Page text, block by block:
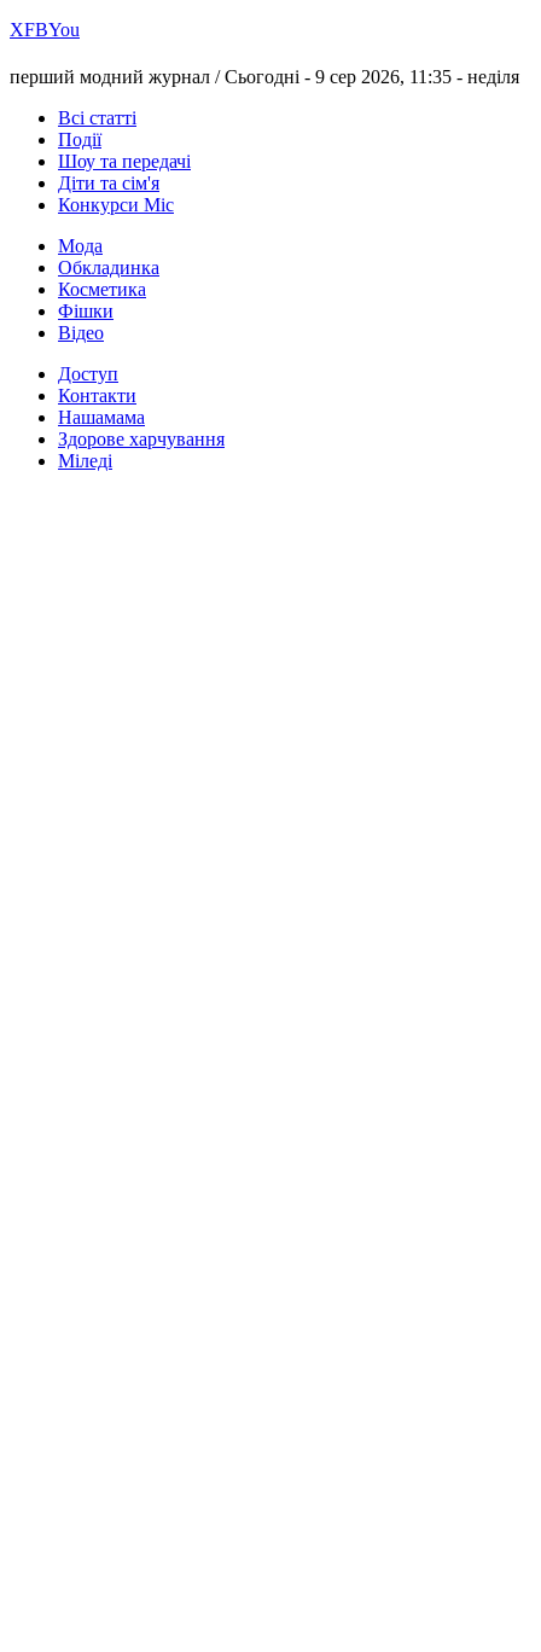
ХFBYou
перший модний журнал /Сьогодні - 9 сер 2026, 11:35 - неділя
Всі статті
Події
Шоу та передачі
Діти та сім'я
Конкурси Міс
Мода
Обкладинка
Косметика
Фішки
Відео
Доступ
Контакти
Нашамама
Здорове харчування
Міледі